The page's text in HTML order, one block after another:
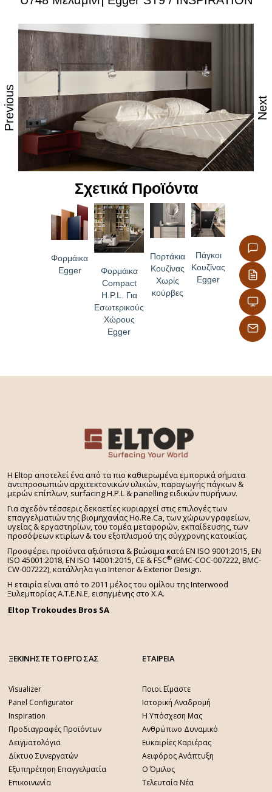
Ιδιότητες:
– Εξαιρετική επιφάνεια, αναβαθμισμένες φινιτούρες
– Ανθεκτικότητα στη θερμότητα και τον ατμό
– Υψηλές αντοχές στη καθημερινή φθορά από τριβή,
– Δυνατότητα εύκολου καθημερινού καθαρισμού
– Επιφάνεια απόλυτα υγιεινή
– Υψηλή αντοχή στον αποχρωματισμό και το
θάμπωμα
– Υψηλή αντοχή στα χημικά
– Υψηλή αισθητική, υφή και αφή
Previous Next
Σχετικά Προϊόντα
Φορμάικα
Egger
Φορμάικα
Compact
H.P.L. Για
Εσωτερικούς
Χώρους
Egger
Πορτάκια
Κουζίνας
Χωρίς
κούρβες
Πάγκοι
Κουζίνας
Egger
H Eltop αποτελεί ένα από τα πιο καθιερωμένα εμπορικά σήματα
αντιπροσωπιών αρχιτεκτονικών υλικών, παραγωγής πάγκων &
μερών επίπλων, surfacing H.P.L & panelling ειδικών πυρήνων.
Για σχεδόν τέσσερις δεκαετίες κυριαρχεί στις επιλογές των
επαγγελματιών της βιομηχανίας Ho.Re.Ca, των χώρων γραφείων,
υγείας & εργαστηρίων, του τομέα μεταφορών, εκπαίδευσης, των
προσόψεων κτιρίων & του εξοπλισμού της σύγχρονης κατοικίας.
Προσφέρει προϊόντα αξιόπιστα & βιώσιμα κατά EN ISO 9001:2015, EN
ISO 45001:2018, EN ISO 14001:2015,CE & FSC® (BMC-COC-007222, BMC-
CW-007222), κατάλληλα για Interior & Exterior Design.
Η εταιρία είναι από το 2011 μέλος του ομίλου της Interwood
Ξυλεμπορίας Α.Τ.Ε.Ν.Ε, εισηγμένης στο Χ.A.
Eltop Trokoudes Bros SA
ΞΕΚΙΝΗΣΤΕ ΤΟ ΕΡΓΟ ΣΑΣ
Visualizer
Panel Configurator
Inspiration
Προδιαγραφές Προϊόντων
Δειγματολόγια
Δίκτυο Συνεργατών
Εξυπηρέτηση Επαγγελματία
Επικοινωνία
ΕΤΑΙΡΕΙΑ
Ποιοι Είμαστε
Ιστορική Αναδρομή
Η Υπόσχεση Μας
Ανθρώπινο Δυναμικό
Ευκαιρίες Καριέρας
Αειφόρος Ανάπτυξη
Ο Όμιλος
Τελευταία Νέα